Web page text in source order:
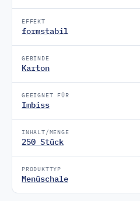
EFFEKT
formstabil
GEBINDE
Karton
GEEIGNET FÜR
Imbiss
INHALT/MENGE
250 Stück
PRODUKTTYP
Menüschale